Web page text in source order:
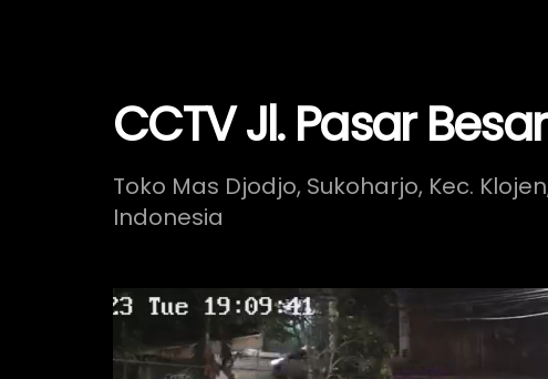
CCTV Jl. Pasar
Toko Mas Djodjo, Sukoharjo, Kec.
Indonesia